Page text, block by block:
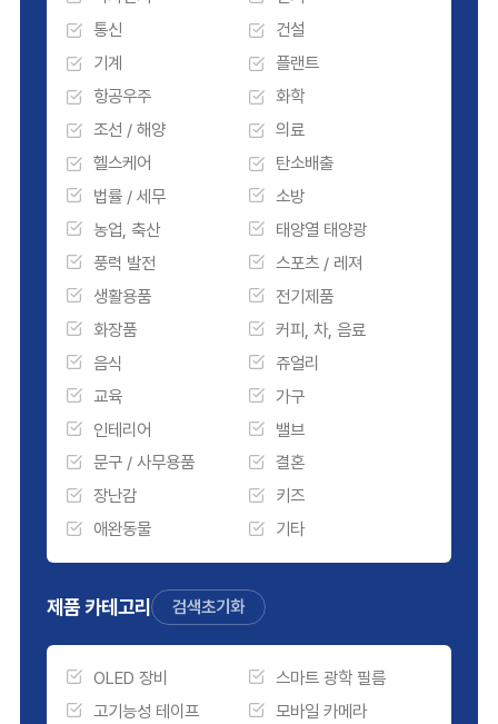
통신
건설
기계
플랜트
항공우주
화학
조선 / 해양
의료
헬스케어
탄소배출
법률 / 세무
소방
농업, 축산
태양열 태양광
풍력 발전
스포츠 / 레져
생활용품
전기제품
화장품
커피, 차, 음료
음식
쥬얼리
교육
가구
인테리어
밸브
문구 / 사무용품
결혼
장난감
키즈
애완동물
기타
제품 카테고리 검색초기화
OLED 장비
스마트 광학 필름
고기능성 테이프
모바일 카메라